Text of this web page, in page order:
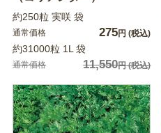
約250粒 実咲 袋
通常価格 275円 (税込)
約31000粒 1L 袋
通常価格 11,550円(税込)